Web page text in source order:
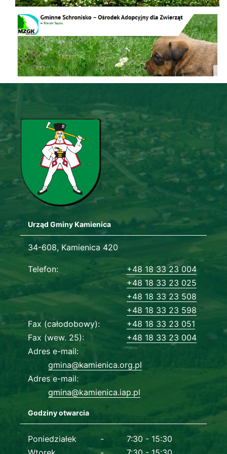
Schronisko
Urząd Gminy Kamienica
Adres urzędu
34-608, Kamienica 420
Dane kontaktowe
Telefon
+48 18 33 23 004
+48 18 33 23 025
+48 18 33 23 508
+48 18 33 23 598
Fax (całodobowy)
+48 18 33 23 051
Fax (wew. 25)
+48 18 33 23 004
Adres e-mail
gmina@kamienica.org.pl
Adres e-mail
gmina@kamienica.iap.pl
Godziny otwarcia
Dane kontaktowe
Poniedziałek
7:30 - 15:30